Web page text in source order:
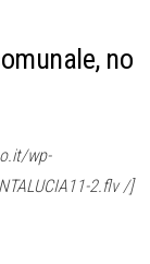
no
wp-
2.flv /]